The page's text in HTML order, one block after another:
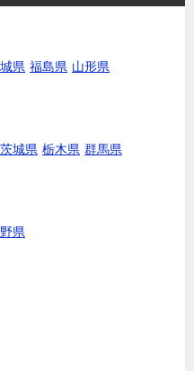
県 福島県 山形県
茨城県 栃木県 群馬県
県